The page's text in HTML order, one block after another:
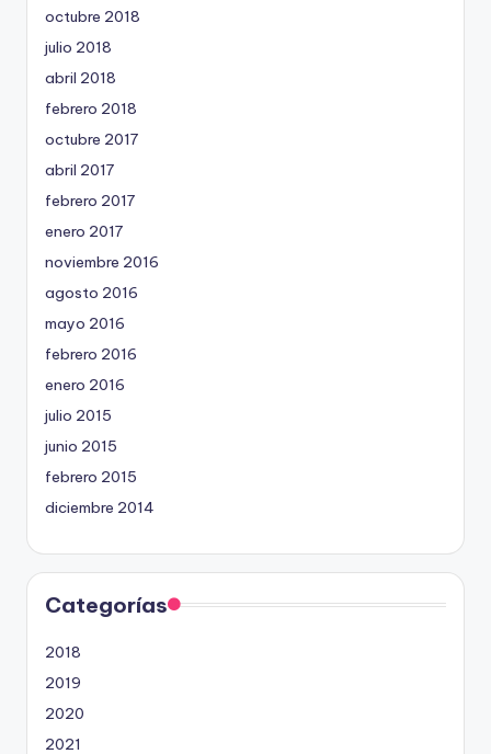
octubre 2018
julio 2018
abril 2018
febrero 2018
octubre 2017
abril 2017
febrero 2017
enero 2017
noviembre 2016
agosto 2016
mayo 2016
febrero 2016
enero 2016
julio 2015
junio 2015
febrero 2015
diciembre 2014
Categorías
2018
2019
2020
2021